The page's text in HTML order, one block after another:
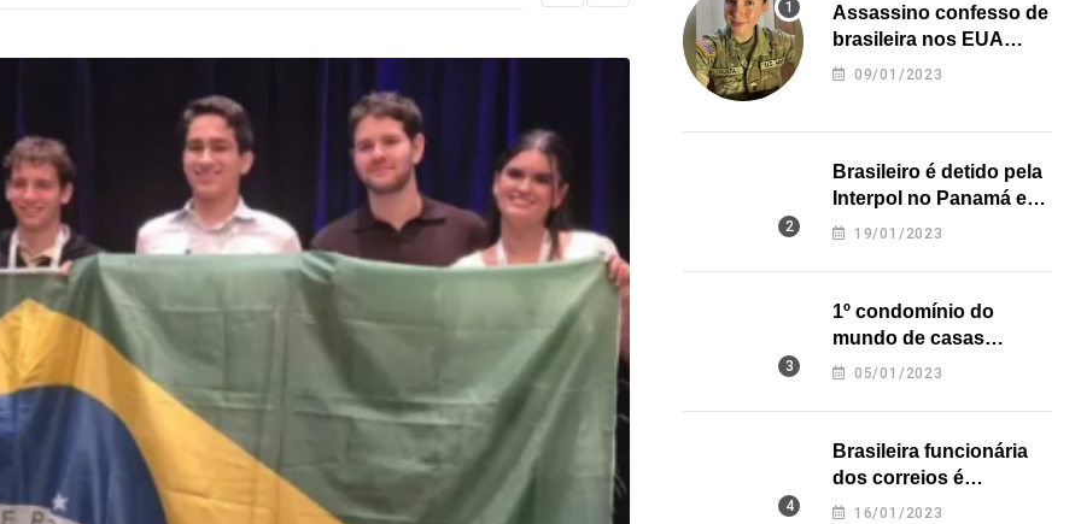
Assassino confesso de
brasileira nos EUA
revela onde deixou o
09/01/2023
Brasileiro é detido pela
Interpol no Panamá e
pode pegar prisão
19/01/2023
1º condomínio do
mundo de casas
impressas em 3D é
05/01/2023
Brasileira funcionária
dos correios é
assassinada a facadas
16/01/2023